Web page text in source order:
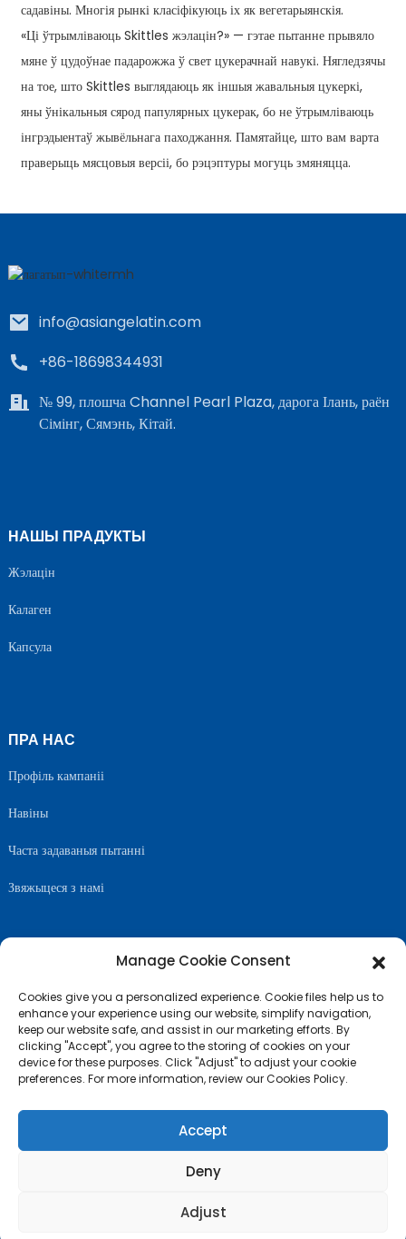
садавіны. Многія рынкі класіфікуюць іх як вегетарыянскія.
«Ці ўтрымліваюць Skittles жэлацін?» — гэтае пытанне прывяло
мяне ў цудоўнае падарожжа ў свет цукерачнай навукі. Нягледзячы
на ​​тое, што Skittles выглядаюць як іншыя жавальныя цукеркі,
яны ўнікальныя сярод папулярных цукерак, бо не ўтрымліваюць
інгрэдыентаў жывёльнага паходжання. Памятайце, што вам варта
праверыць мясцовыя версіі, бо рэцэптуры могуць змяняцца.
info@asiangelatin.com
+86-18698344931
№ 99, плошча Channel Pearl Plaza, дарога Ілань, раён
Сімінг, Сямэнь, Кітай.
НАШЫ ПРАДУКТЫ
Жэлацін
Калаген
Капсула
ПРА НАС
Профіль кампаніі
Навіны
Часта задаваныя пытанні
Звяжыцеся з намі
ТОП-БЛОГ
Manage Cookie Consent
Cookies give you a personalized experience. Cookie files help us to
enhance your experience using our website, simplify navigation,
keep our website safe, and assist in our marketing efforts. By
clicking "Accept", you agree to the storing of cookies on your
device for these purposes. Click "Adjust" to adjust your cookie
preferences. For more information, review our Cookies Policy.
Accept
Deny
Adjust